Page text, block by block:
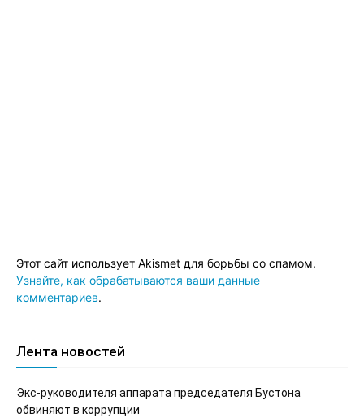
Этот сайт использует Akismet для борьбы со спамом.
Узнайте, как обрабатываются ваши данные
комментариев.
Лента новостей
Экс-руководителя аппарата председателя Бустона
обвиняют в коррупции